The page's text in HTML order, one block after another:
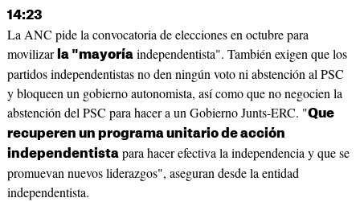
14:23
La ANC pide la convocatoria de elecciones en octubre para
movilizar la "mayoríaindependentista". También exigen que los
partidos independentistas no den ningún voto ni abstención al PSC
y bloqueen un gobierno autonomista, así como que no negocien la
abstención del PSC para hacer a un Gobierno Junts-ERC. "Que
recuperen un programa unitario de acción
independentistapara hacer efectiva la independencia y que se
promuevan nuevos liderazgos", aseguran desde la entidad
independentista.